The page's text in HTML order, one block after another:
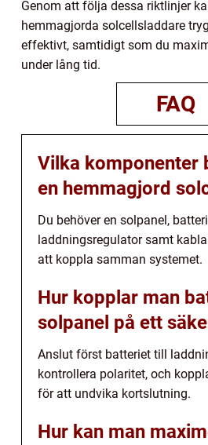
Genom att följa dessa riktlinjer
hemmagjorda solcellsladdare
effektivt, samtidigt som du
under lång tid.
FAQ
Vilka komponenter
en hemmagjord
Du behöver en solpanel,
laddningsregulator samt
att koppla samman systemet.
Hur kopplar man
solpanel på ett
Anslut först batteriet till
kontrollera polaritet, och
för att undvika kortslutning.
Hur kan man